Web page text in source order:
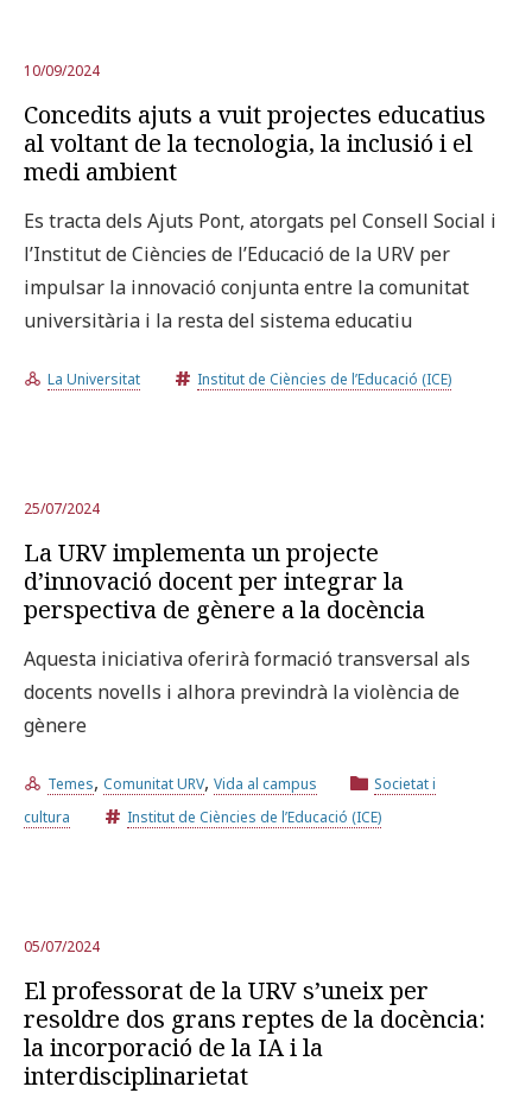
10/09/2024
Concedits ajuts a vuit projectes educatius
al voltant de la tecnologia, la inclusió i el
medi ambient
Es tracta dels Ajuts Pont, atorgats pel Consell Social i
l’Institut de Ciències de l’Educació de la URV per
impulsar la innovació conjunta entre la comunitat
universitària i la resta del sistema educatiu
La Universitat Institut de Ciències de l’Educació (ICE)
25/07/2024
La URV implementa un projecte
d’innovació docent per integrar la
perspectiva de gènere a la docència
Aquesta iniciativa oferirà formació transversal als
docents novells i alhora previndrà la violència de
gènere
Temes, Comunitat URV, Vida al campus
Societat i
cultura
Institut de Ciències de l’Educació (ICE)
05/07/2024
El professorat de la URV s’uneix per
resoldre dos grans reptes de la docència:
la incorporació de la IA i la
interdisciplinarietat